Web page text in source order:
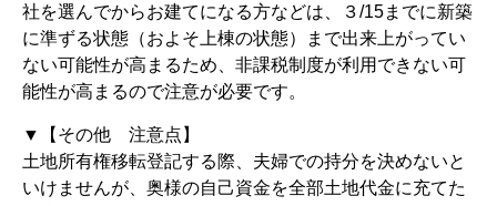
社を選んでからお建てになる方などは、３/15までに新築
に準ずる状態（およそ上棟の状態）まで出来上がってい
ない可能性が高まるため、非課税制度が利用できない可
能性が高まるので注意が必要です。
▼【その他 注意点】
土地所有権移転登記する際、夫婦での持分を決めないと
いけませんが、奥様の自己資金を全部土地代金に充てた